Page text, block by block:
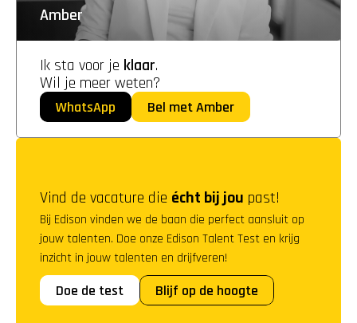
Amber
Ik sta voor je klaar.
Wil je meer weten?
WhatsApp Bel met Amber
Vind de vacature die écht bij jou past!
Bij Edison vinden we de baan die perfect aansluit op
jouw talenten. Doe onze Edison Talent Test en krijg
inzicht in jouw talenten en drijfveren!
Doe de test Blijf op de hoogte